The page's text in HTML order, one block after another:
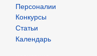
Персоналии
Конкурсы
Статьи
Календарь